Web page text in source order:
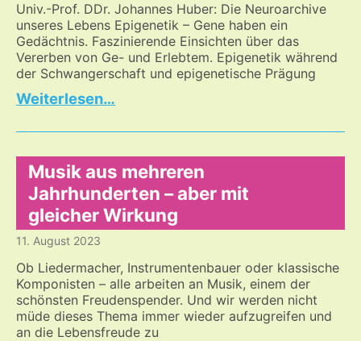
Univ.-Prof. DDr. Johannes Huber: Die Neuroarchive
unseres Lebens Epigenetik – Gene haben ein
Gedächtnis. Faszinierende Einsichten über das
Vererben von Ge- und Erlebtem. Epigenetik während
der Schwangerschaft und epigenetische Prägung
…
über
Komplexität
entstehenden
Lebens
Musik aus mehreren
Jahrhunderten – aber mit
gleicher Wirkung
11. August 2023
Ob Liedermacher, Instrumentenbauer oder klassische
Komponisten – alle arbeiten an Musik, einem der
schönsten Freudenspender. Und wir werden nicht
müde dieses Thema immer wieder aufzugreifen und
an die Lebensfreude zu